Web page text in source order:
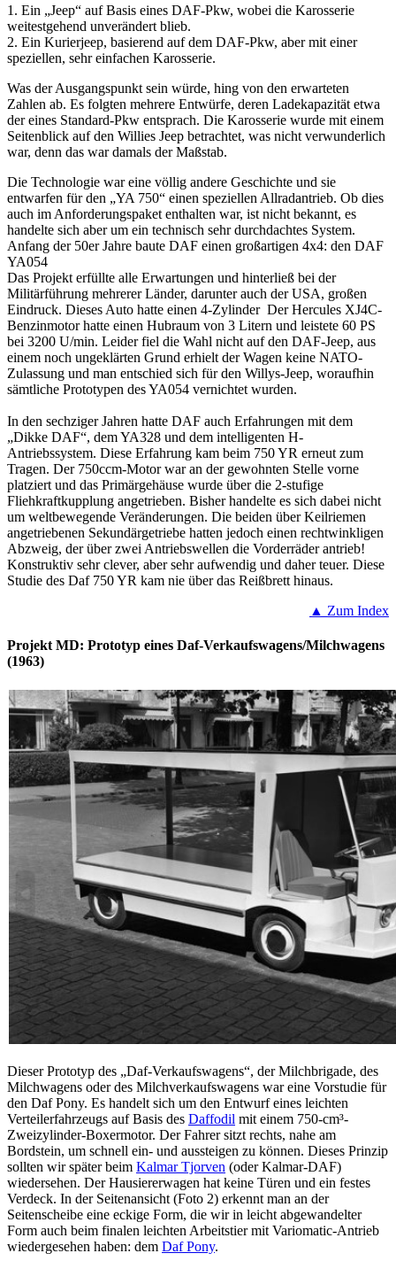
1. Ein „Jeep“ auf Basis eines DAF-Pkw, wobei die Karosserie
weitestgehend unverändert blieb.
2. Ein Kurierjeep, basierend auf dem DAF-Pkw, aber mit einer
speziellen, sehr einfachen Karosserie.
Was der Ausgangspunkt sein würde, hing von den erwarteten
Zahlen ab. Es folgten mehrere Entwürfe, deren Ladekapazität etwa
der eines Standard-Pkw entsprach. Die Karosserie wurde mit einem
Seitenblick auf den Willies Jeep betrachtet, was nicht verwunderlich
war, denn das war damals der Maßstab.
Die Technologie war eine völlig andere Geschichte und sie
entwarfen für den „YA 750“ einen speziellen Allradantrieb. Ob dies
auch im Anforderungspaket enthalten war, ist nicht bekannt, es
handelte sich aber um ein technisch sehr durchdachtes System.
Anfang der 50er Jahre baute DAF einen großartigen 4x4: den DAF
YA054
Das Projekt erfüllte alle Erwartungen und hinterließ bei der
Militärführung mehrerer Länder, darunter auch der USA, großen
Eindruck. Dieses Auto hatte einen 4-Zylinder Der Hercules XJ4C-
Benzinmotor hatte einen Hubraum von 3 Litern und leistete 60 PS
bei 3200 U/min. Leider fiel die Wahl nicht auf den DAF-Jeep, aus
einem noch ungeklärten Grund erhielt der Wagen keine NATO-
Zulassung und man entschied sich für den Willys-Jeep, woraufhin
sämtliche Prototypen des YA054 vernichtet wurden.
In den sechziger Jahren hatte DAF auch Erfahrungen mit dem
„Dikke DAF“, dem YA328 und dem intelligenten H-
Antriebssystem. Diese Erfahrung kam beim 750 YR erneut zum
Tragen. Der 750ccm-Motor war an der gewohnten Stelle vorne
platziert und das Primärgehäuse wurde über die 2-stufige
Fliehkraftkupplung angetrieben. Bisher handelte es sich dabei nicht
um weltbewegende Veränderungen. Die beiden über Keilriemen
angetriebenen Sekundärgetriebe hatten jedoch einen rechtwinkligen
Abzweig, der über zwei Antriebswellen die Vorderräder antrieb!
Konstruktiv sehr clever, aber sehr aufwendig und daher teuer. Diese
Studie des Daf 750 YR kam nie über das Reißbrett hinaus.
▲ Zum Index
Projekt MD: Prototyp eines Daf-Verkaufswagens/Milchwagens
(1963)
Dieser Prototyp des „Daf-Verkaufswagens“, der Milchbrigade, des
Milchwagens oder des Milchverkaufswagens war eine Vorstudie für
den Daf Pony. Es handelt sich um den Entwurf eines leichten
Verteilerfahrzeugs auf Basis des Daffodil mit einem 750-cm³-
Zweizylinder-Boxermotor. Der Fahrer sitzt rechts, nahe am
Bordstein, um schnell ein- und aussteigen zu können. Dieses Prinzip
sollten wir später beim Kalmar Tjorven (oder Kalmar-DAF)
wiedersehen. Der Hausiererwagen hat keine Türen und ein festes
Verdeck. In der Seitenansicht (Foto 2) erkennt man an der
Seitenscheibe eine eckige Form, die wir in leicht abgewandelter
Form auch beim finalen leichten Arbeitstier mit Variomatic-Antrieb
wiedergesehen haben: dem Daf Pony.